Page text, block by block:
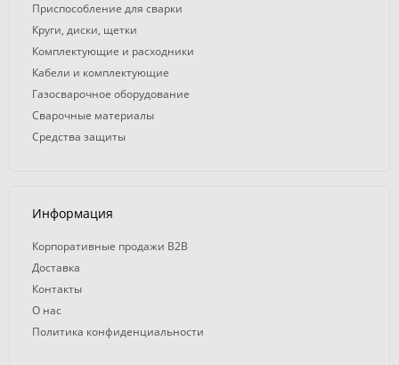
Приспособление для сварки
Круги, диски, щетки
Комплектующие и расходники
Кабели и комплектующие
Газосварочное оборудование
Сварочные материалы
Средства защиты
Информация
Корпоративные продажи B2B
Доставка
Контакты
О нас
Политика конфиденциальности